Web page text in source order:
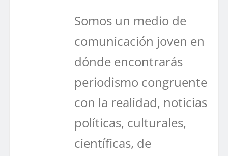
Somos un medio de
comunicación joven en
dónde encontrarás
periodismo congruente
con la realidad, noticias
políticas, culturales,
científicas, de